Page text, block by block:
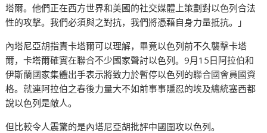
塔爾。他們正在西方世界和美國的社交媒體上策劃對以色列合法
性的攻擊。我們必須與之對抗，我們將憑藉自身力量抵抗。」
內塔尼亞胡指責卡塔爾可以理解，畢竟以色列前不久襲擊卡塔
爾，卡塔爾確實在聯合不少國家聲討以色列。9月15日阿拉伯和
伊斯蘭國家集體出手表示將致力於暫停以色列的聯合國會員國資
格。就連阿拉伯之春後力量大不如前事事隱忍的埃及總統塞西都
說以色列是敵人。
但比較令人震驚的是內塔尼亞胡批評中國圍攻以色列。